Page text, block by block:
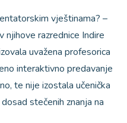
vještinama? –
njihove razrednice Indire
uvažena profesorica
interaktivno predavanje
te nije izostala učenička
stečenih znanja na